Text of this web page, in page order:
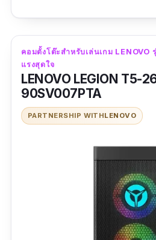
คอมตั้งโต๊ะสำหรับเล่นเกม LENOVO
แรงสุดใจ
LENOVO LEGION T5-
90SV007PTA
PARTNERSHIP WITHLENOVO